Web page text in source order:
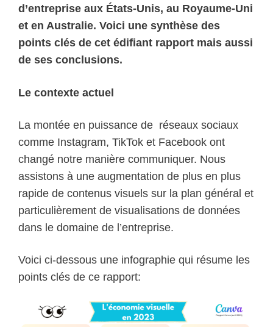
d’entreprise aux États-Unis, au Royaume-Uni
et en Australie. Voici une synthèse des
points clés de cet édifiant rapport mais aussi
de ses conclusions.
Le contexte actuel
La montée en puissance de réseaux sociaux
comme Instagram, TikTok et Facebook ont
changé notre manière communiquer. Nous
assistons à une augmentation de plus en plus
rapide de contenus visuels sur la plan général et
particulièrement de visualisations de données
dans le domaine de l’entreprise.
Voici ci-dessous une infographie qui résume les
points clés de ce rapport: